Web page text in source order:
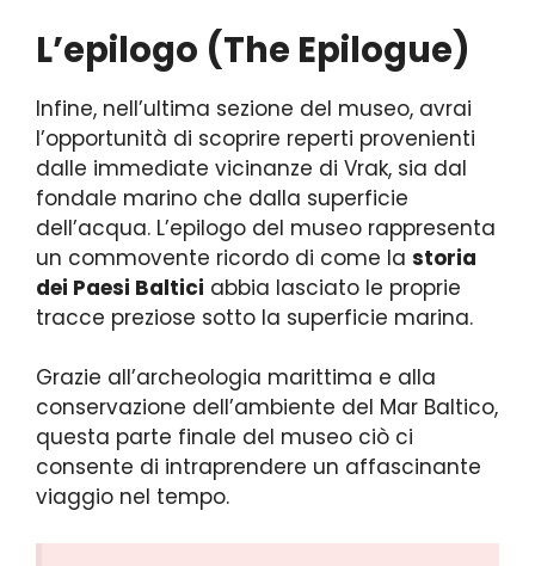
L’epilogo (The Epilogue)
Infine, nell’ultima sezione del museo, avrai
l’opportunità di scoprire reperti provenienti
dalle immediate vicinanze di Vrak, sia dal
fondale marino che dalla superficie
dell’acqua. L’epilogo del museo rappresenta
un commovente ricordo di come la storia
dei Paesi Baltici abbia lasciato le proprie
tracce preziose sotto la superficie marina.
Grazie all’archeologia marittima e alla
conservazione dell’ambiente del Mar Baltico,
questa parte finale del museo ciò ci
consente di intraprendere un affascinante
viaggio nel tempo.